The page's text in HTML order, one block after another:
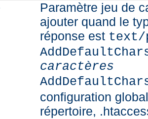
Paramètre jeu de
ajouter quand le
réponse est text/
caractères
configuration
répertoire,